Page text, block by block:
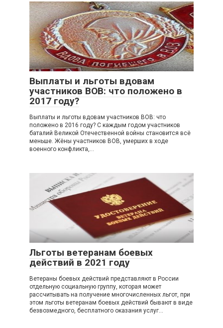
Выплаты и льготы вдовам
участников ВОВ: что положено в
2017 году?
Выплаты и льготы вдовам участников ВОВ: что
положено в 2016 году? C каждым годом участников
баталий Великой Отечественной войны становится всё
меньше. Жёны участников ВОВ, умерших в ходе
военного конфликта,…
Льготы ветеранам боевых
действий в 2021 году
Ветераны боевых действий представляют в России
отдельную социальную группу, которая может
рассчитывать на получение многочисленных льгот, при
этом льготы ветеранам боевых действий бывают в виде
безвозмедного, бесплатного оказания услуг…